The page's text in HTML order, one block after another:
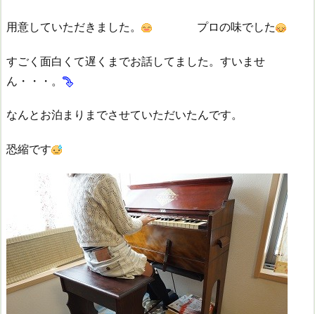
用意していただきました。 プロの味でした
すごく面白くて遅くまでお話してました。すいませ
ん・・・。
なんとお泊まりまでさせていただいたんです。
恐縮です